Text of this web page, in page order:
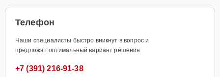
Телефон
Наши специалисты быстро вникнут в вопрос и
предложат оптимальный вариант решения
+7 (391) 216-91-38